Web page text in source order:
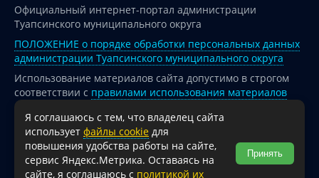
Официальный интернет-портал администрации
Туапсинского муниципального округа
ПОЛОЖЕНИЕ о порядке обработки персональных данных
администрации Туапсинского муниципального округа
Использование материалов сайта допустимо в строгом
соответствии с правилами использования материалов
опубликованных на сайте
При перепечатке и использовании информации ссылка
на источник обязательна.
Для сайтов и страниц сети Интернет обязательна
активная гиперссылка на официальный интернет-портал
Я соглашаюсь с тем, что владелец сайта
использует файлы cookie для
повышения удобства работы на сайте,
сервис Яндекс.Метрика. Оставаясь на
сайте, я соглашаюсь с политикой их
Принять